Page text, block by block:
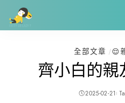
全部文章 😌
齊小白的親
2025-02-21